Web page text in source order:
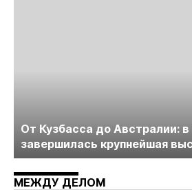
От Кузбасса до Австралии:
завершилась крупнейшая
технологий «Недра России.
Майнинг»
МЕЖДУ ДЕЛОМ